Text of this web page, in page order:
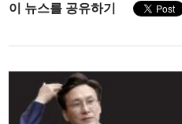
이 뉴스를 공유하기